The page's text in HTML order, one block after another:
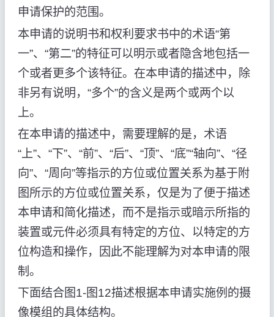
申请保护的范围。
本申请的说明书和权利要求书中的术语“第
一”、“第二”的特征可以明示或者隐含地包括一
个或者更多个该特征。在本申请的描述中，除
非另有说明，“多个”的含义是两个或两个以
上。
在本申请的描述中，需要理解的是，术语
“上”、“下”、“前”、“后”、“顶”、“底”“轴向”、“径
向”、“周向”等指示的方位或位置关系为基于附
图所示的方位或位置关系，仅是为了便于描述
本申请和简化描述，而不是指示或暗示所指的
装置或元件必须具有特定的方位、以特定的方
位构造和操作，因此不能理解为对本申请的限
制。
下面结合图1-图12描述根据本申请实施例的摄
像模组的具体结构。